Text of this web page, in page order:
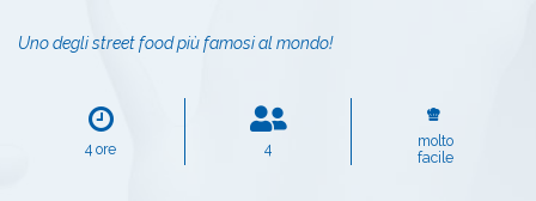
Uno degli street food più famosi al mondo!
4 ore 4
molto
facile